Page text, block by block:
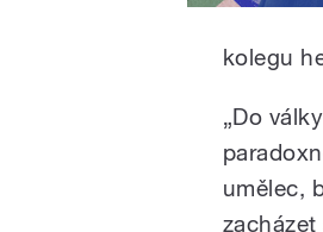
kolegu
„Do
umělec,